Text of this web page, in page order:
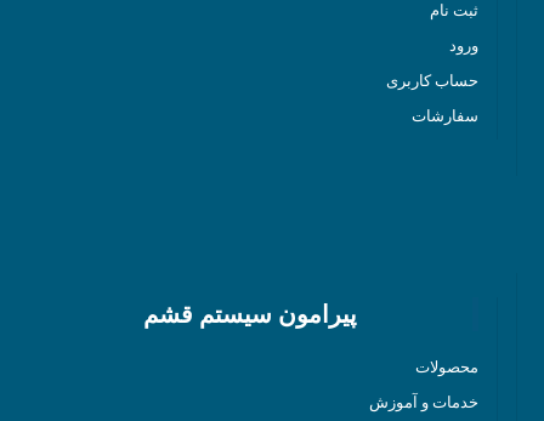
ثبت نام
ورود
حساب کاربری
سفارشات
پیرامون سیستم قشم
محصولات
خدمات و آموزش